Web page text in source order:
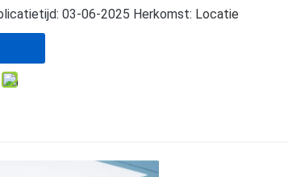
03-06-2025 Herkomst: Locatie